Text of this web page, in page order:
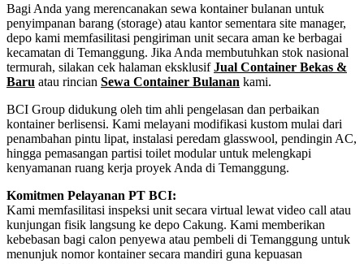
Bagi Anda yang merencanakan sewa kontainer bulanan untuk
penyimpanan barang (storage) atau kantor sementara site manager,
depo kami memfasilitasi pengiriman unit secara aman ke berbagai
kecamatan di Temanggung. Jika Anda membutuhkan stok nasional
termurah, silakan cek halaman eksklusifJual Container Bekas &
Baru atau rincian Sewa Container Bulanan kami.
BCI Group didukung oleh tim ahli pengelasan dan perbaikan
kontainer berlisensi. Kami melayani modifikasi kustom mulai dari
penambahan pintu lipat, instalasi peredam glasswool, pendingin AC,
hingga pemasangan partisi toilet modular untuk melengkapi
kenyamanan ruang kerja proyek Anda di Temanggung.
Komitmen Pelayanan PT BCI:
Kami memfasilitasi inspeksi unit secara virtual lewat video call atau
kunjungan fisik langsung ke depo Cakung. Kami memberikan
kebebasan bagi calon penyewa atau pembeli di Temanggung untuk
menunjuk nomor kontainer secara mandiri guna kepuasan